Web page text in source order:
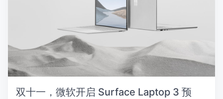
双十一，微软开启 Surface Laptop 3 预